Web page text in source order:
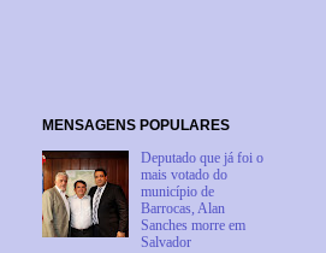
MENSAGENS POPULARES
Deputado que já foi o
mais votado do
município de
Barrocas, Alan
Sanches morre em
Salvador